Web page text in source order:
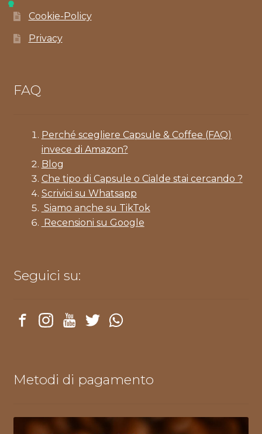
Cookie-Policy
Privacy
FAQ
Perché scegliere Capsule & Coffee (FAQ)
invece di Amazon?
Blog
Che tipo di Capsule o Cialde stai cercando ?
Scrivici su Whatsapp
Siamo anche su TikTok
Recensioni su Google
Seguici su:
Metodi di pagamento